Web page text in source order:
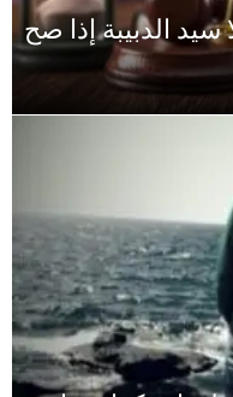
الدبيبة إذا صح